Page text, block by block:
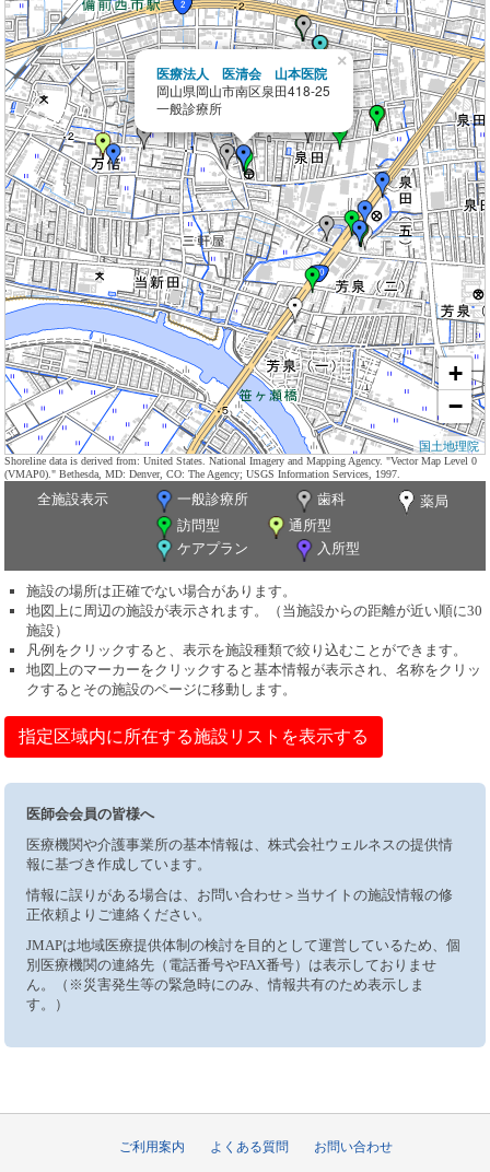
医療法人 医清会 山本医院
岡山県岡山市南区泉田418-25
一般診療所
×
+
−
国土地理院
Shoreline data is derived from: United States. National Imagery and Mapping Agency. "Vector Map Level 0
(VMAP0)." Bethesda, MD: Denver, CO: The Agency; USGS Information Services, 1997.
全施設表示 一般診療所 歯科
薬局
訪問型
通所型
ケアプラン
入所型
施設の場所は正確でない場合があります。
地図上に周辺の施設が表示されます。（当施設からの距離が近い順に30
施設）
凡例をクリックすると、表示を施設種類で絞り込むことができます。
地図上のマーカーをクリックすると基本情報が表示され、名称をクリッ
クするとその施設のページに移動します。
指定区域内に所在する施設リストを表示する
医師会会員の皆様へ
医療機関や介護事業所の基本情報は、株式会社ウェルネスの提供情
報に基づき作成しています。
情報に誤りがある場合は、お問い合わせ＞当サイトの施設情報の修
正依頼よりご連絡ください。
JMAPは地域医療提供体制の検討を目的として運営しているため、個
別医療機関の連絡先（電話番号やFAX番号）は表示しておりませ
ん。（※災害発生等の緊急時にのみ、情報共有のため表示しま
す。）
ご利用案内 よくある質問 お問い合わせ